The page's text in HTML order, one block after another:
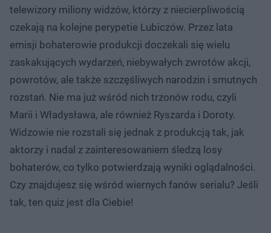
telewizory miliony widzów, którzy z niecierpliwością
czekają na kolejne perypetie Lubiczów. Przez lata
emisji bohaterowie produkcji doczekali się wielu
zaskakujących wydarzeń, niebywałych zwrotów akcji,
powrotów, ale także szczęśliwych narodzin i smutnych
rozstań. Nie ma już wśród nich trzonów rodu, czyli
Marii i Władysława, ale również Ryszarda i Doroty.
Widzowie nie rozstali się jednak z produkcją tak, jak
aktorzy i nadal z zainteresowaniem śledzą losy
bohaterów, co tylko potwierdzają wyniki oglądalności.
Czy znajdujesz się wśród wiernych fanów serialu? Jeśli
tak, ten quiz jest dla Ciebie!